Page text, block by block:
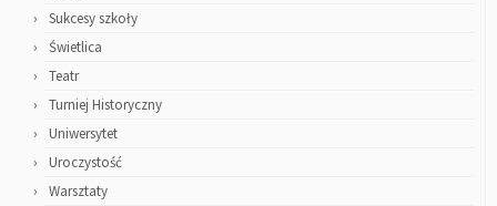
Sukcesy szkoły
Świetlica
Teatr
Turniej Historyczny
Uniwersytet
Uroczystość
Warsztaty